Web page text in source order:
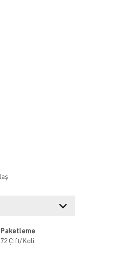
Paketleme
72 Çift/Koli